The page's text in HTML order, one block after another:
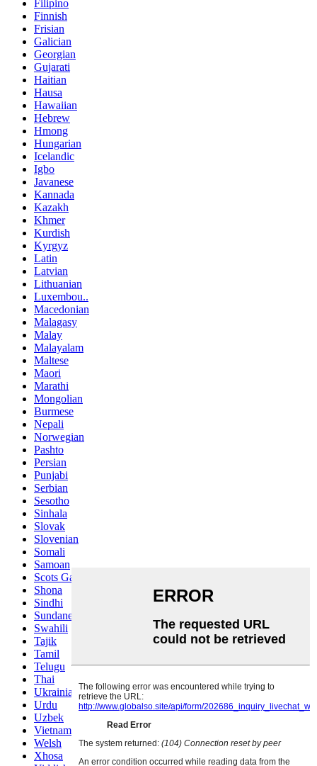
Filipino
Finnish
Frisian
Galician
Georgian
Gujarati
Haitian
Hausa
Hawaiian
Hebrew
Hmong
Hungarian
Icelandic
Igbo
Javanese
Kannada
Kazakh
Khmer
Kurdish
Kyrgyz
Latin
Latvian
Lithuanian
Luxembou..
Macedonian
Malagasy
Malay
Malayalam
Maltese
Maori
Marathi
Mongolian
Burmese
Nepali
Norwegian
Pashto
Persian
Punjabi
Serbian
Sesotho
Sinhala
Slovak
Slovenian
Somali
Samoan
Scots Gaelic
Shona
Sindhi
Sundanese
Swahili
Tajik
Tamil
Telugu
Thai
Ukrainian
Urdu
Uzbek
Vietnamese
Welsh
Xhosa